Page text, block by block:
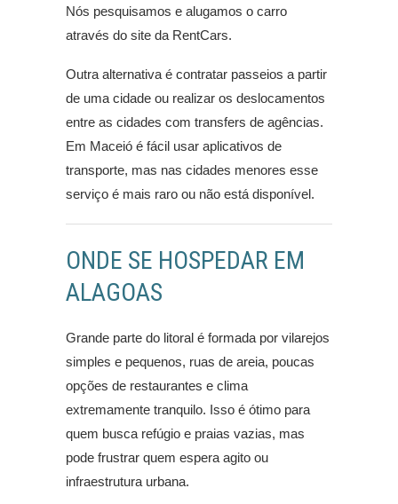
Nós pesquisamos e alugamos o carro
através do site da RentCars.
Outra alternativa é contratar passeios a partir
de uma cidade ou realizar os deslocamentos
entre as cidades com transfers de agências.
Em Maceió é fácil usar aplicativos de
transporte, mas nas cidades menores esse
serviço é mais raro ou não está disponível.
ONDE SE HOSPEDAR EM
ALAGOAS
Grande parte do litoral é formada por vilarejos
simples e pequenos, ruas de areia, poucas
opções de restaurantes e clima
extremamente tranquilo. Isso é ótimo para
quem busca refúgio e praias vazias, mas
pode frustrar quem espera agito ou
infraestrutura urbana.